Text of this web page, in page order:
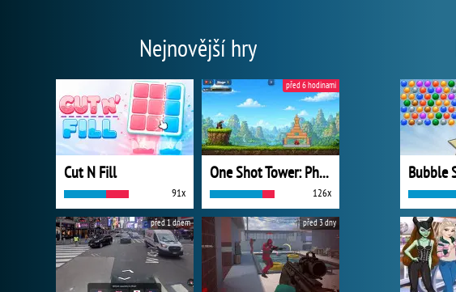
Nejnovější hry
Cut N Fill
91x
One Shot Tower: Physics Destroyer
126x
před 6 hodinami
před 1 dnem před 3 dny